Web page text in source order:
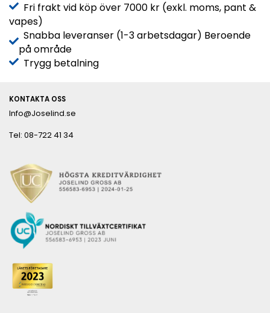
Fri frakt vid köp över 7000 kr (exkl. moms, pant &
vapes)
Snabba leveranser (1-3 arbetsdagar) Beroende
på område
Trygg betalning
KONTAKTA OSS
Info@Joselind.se
Tel: 08-722 41 34